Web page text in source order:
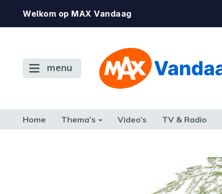
Welkom op MAX Vandaag
menu
Home Thema’s Video’s TV & Radio